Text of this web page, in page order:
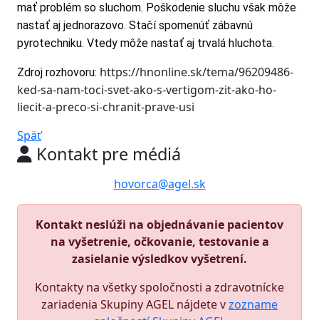
mať problém so sluchom. Poškodenie sluchu však môže
nastať aj jednorazovo. Stačí spomenúť zábavnú
pyrotechniku. Vtedy môže nastať aj trvalá hluchota.
Zdroj rozhovoru: https://hnonline.sk/tema/96209486-
ked-sa-nam-toci-svet-ako-s-vertigom-zit-ako-ho-
liecit-a-preco-si-chranit-prave-usi
Späť
Kontakt pre médiá
hovorca@agel.sk
Kontakt neslúži na objednávanie pacientov
na vyšetrenie, očkovanie, testovanie a
zasielanie výsledkov vyšetrení.
Kontakty na všetky spoločnosti a zdravotnícke
zariadenia Skupiny AGEL nájdete vzozname